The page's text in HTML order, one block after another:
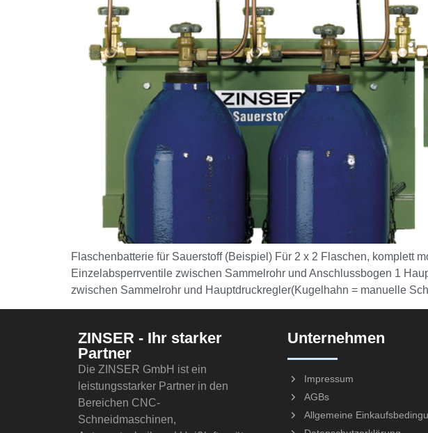
Flaschenbatterie für Sauerstoff (Beispiel) Für 2 x 2 Flaschen, komplett
Einzelabsperrventile zwischen Sammelrohr und Anschlussbogen 1
zwischen Sammelrohr und Hauptdruckregler(Kugelhahn = manuelle
ZINSER - Ihr starker
Partner
Die ZINSER GmbH ist ein
leistungsstarker Partner in den
Bereichen CNC-
Schneidmaschinen,
Unternehmen
Impressum
AGBs
Allgemeine